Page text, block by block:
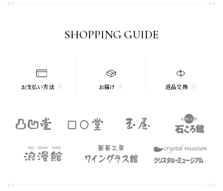
SHOPPING GUIDE
お支払い方法 お届け 返品交換